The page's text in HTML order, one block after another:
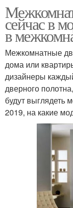
сейчас в
в
Межкомнатные
дома или
дизайнеры
дверного
будут
2019, на какие